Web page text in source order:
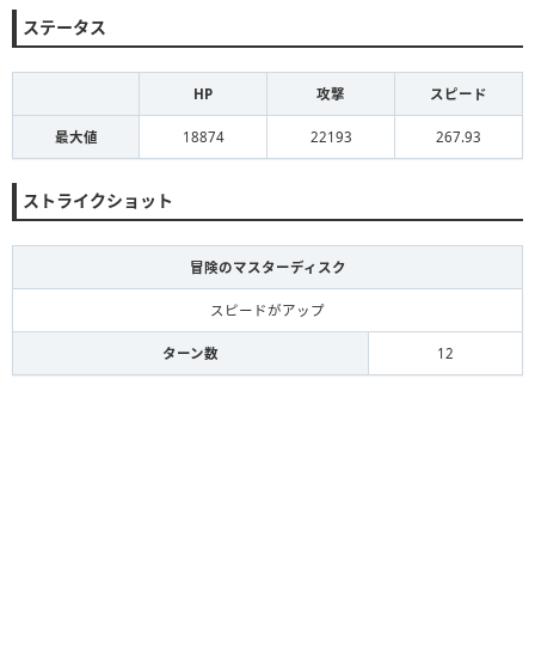
ステータス
HP 攻撃 スピード
最大値 18874 22193 267.93
ストライクショット
冒険のマスターディスク
スピードがアップ
ターン数 12